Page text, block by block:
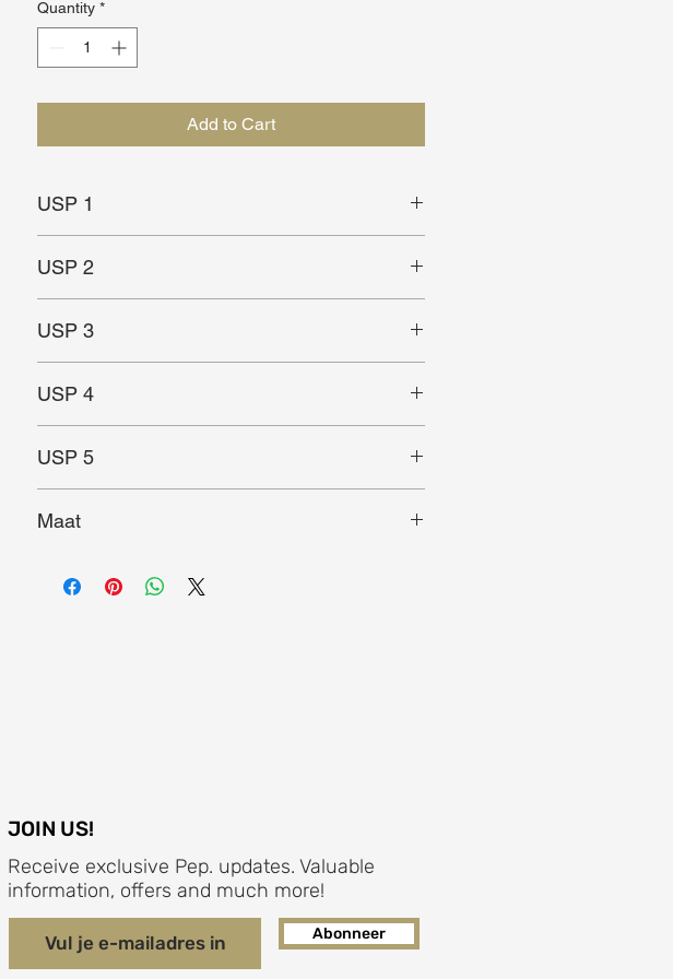
Quantity *
Add to Cart
USP 1
USP 2
USP 3
USP 4
USP 5
serie
Maat
JOIN US!
Abonneer
Receive exclusive Pep. updates. Valuable
information, offers and much more!